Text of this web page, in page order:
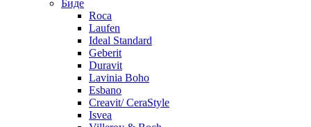
Биде
Roca
Laufen
Ideal Standard
Geberit
Duravit
Lavinia Boho
Esbano
Creavit/ CeraStyle
Isvea